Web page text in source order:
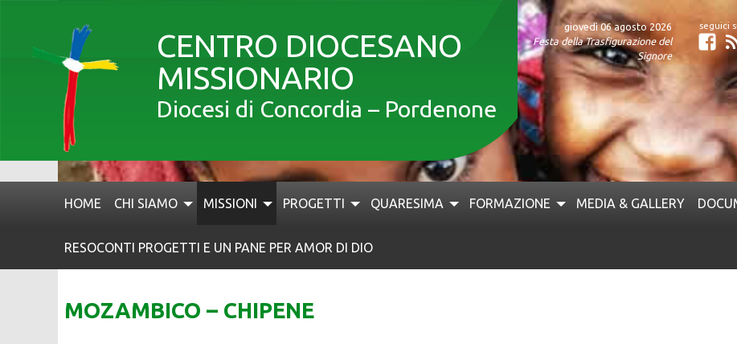
content
giovedì 06 agosto 2026
Festa della Trasfigurazione del
Signore
CENTRO DIOCESANO
MISSIONARIO
Diocesi di Concordia – Pordenone
HOME CHI SIAMO MISSIONI PROGETTI QUARESIMA FORMAZIONE MEDIA & GALLERY
RESOCONTI PROGETTI E UN PANE PER AMOR DI DIO
MOZAMBICO – CHIPENE